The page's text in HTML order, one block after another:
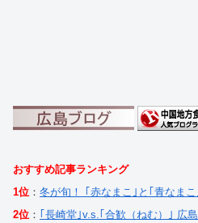
おすすめ記事ランキング
1位 ： 冬が旬！ ｢赤なまこ｣と｢青なま
2位 ：
｢長崎堂｣v.s.｢合歓（ねむ）｣ 広